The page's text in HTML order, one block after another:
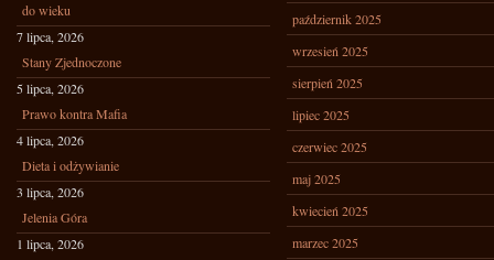
do wieku
7 lipca, 2026
Stany Zjednoczone
5 lipca, 2026
Prawo kontra Mafia
4 lipca, 2026
Dieta i odżywianie
3 lipca, 2026
Jelenia Góra
1 lipca, 2026
październik 2025
wrzesień 2025
sierpień 2025
lipiec 2025
czerwiec 2025
maj 2025
kwiecień 2025
marzec 2025